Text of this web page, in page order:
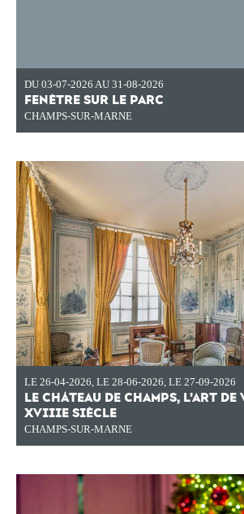
DU 03-07-2026 AU 31-08-2026
FENÊTRE SUR LE PARC
CHAMPS-SUR-MARNE
LE 26-04-2026 LE 28-06-2026 LE 27-09-2026
LE CHÂTEAU DE CHAMPS, L'ART DE
XVIIIE SIÈCLE
CHAMPS-SUR-MARNE